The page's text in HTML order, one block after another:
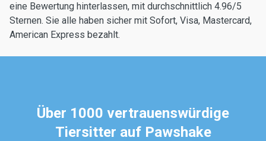
eine Bewertung hinterlassen, mit durchschnittlich 4.96/5
Sternen. Sie alle haben sicher mit Sofort, Visa, Mastercard,
American Express bezahlt.
Über 1000 vertrauenswürdige
Tiersitter auf Pawshake